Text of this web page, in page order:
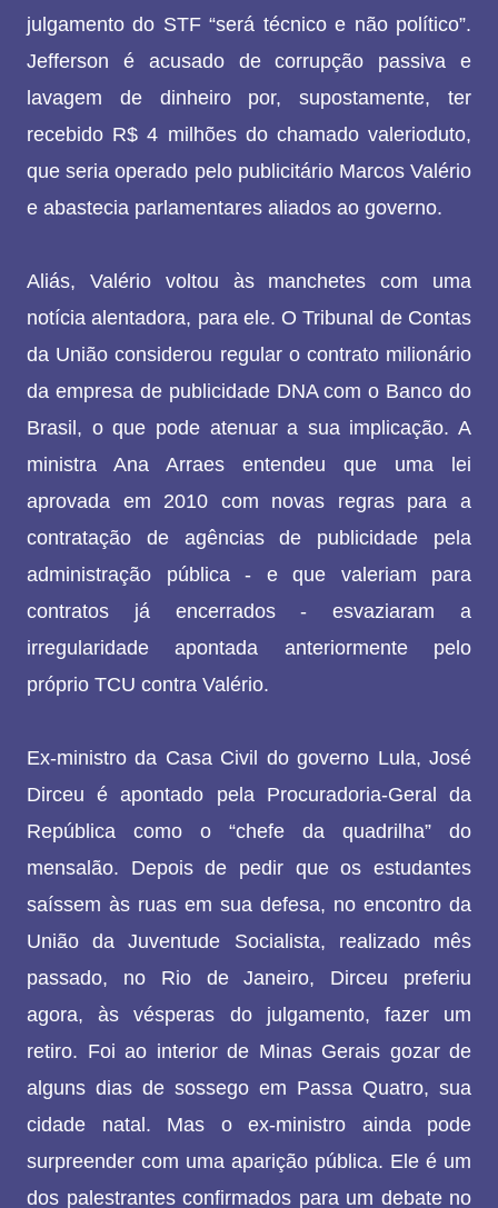
julgamento do STF “será técnico e não político”.
Jefferson é acusado de corrupção passiva e
lavagem de dinheiro por, supostamente, ter
recebido R$ 4 milhões do chamado valerioduto,
que seria operado pelo publicitário Marcos Valério
e abastecia parlamentares aliados ao governo.
Aliás, Valério voltou às manchetes com uma
notícia alentadora, para ele. O Tribunal de Contas
da União considerou regular o contrato milionário
da empresa de publicidade DNA com o Banco do
Brasil, o que pode atenuar a sua implicação. A
ministra Ana Arraes entendeu que uma lei
aprovada em 2010 com novas regras para a
contratação de agências de publicidade pela
administração pública - e que valeriam para
contratos já encerrados - esvaziaram a
irregularidade apontada anteriormente pelo
próprio TCU contra Valério.
Ex-ministro da Casa Civil do governo Lula, José
Dirceu é apontado pela Procuradoria-Geral da
República como o “chefe da quadrilha” do
mensalão. Depois de pedir que os estudantes
saíssem às ruas em sua defesa, no encontro da
União da Juventude Socialista, realizado mês
passado, no Rio de Janeiro, Dirceu preferiu
agora, às vésperas do julgamento, fazer um
retiro. Foi ao interior de Minas Gerais gozar de
alguns dias de sossego em Passa Quatro, sua
cidade natal. Mas o ex-ministro ainda pode
surpreender com uma aparição pública. Ele é um
dos palestrantes confirmados para um debate no